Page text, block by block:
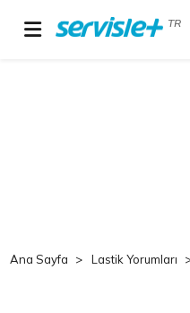
TR
Ana Sayfa Lastik Yorumları